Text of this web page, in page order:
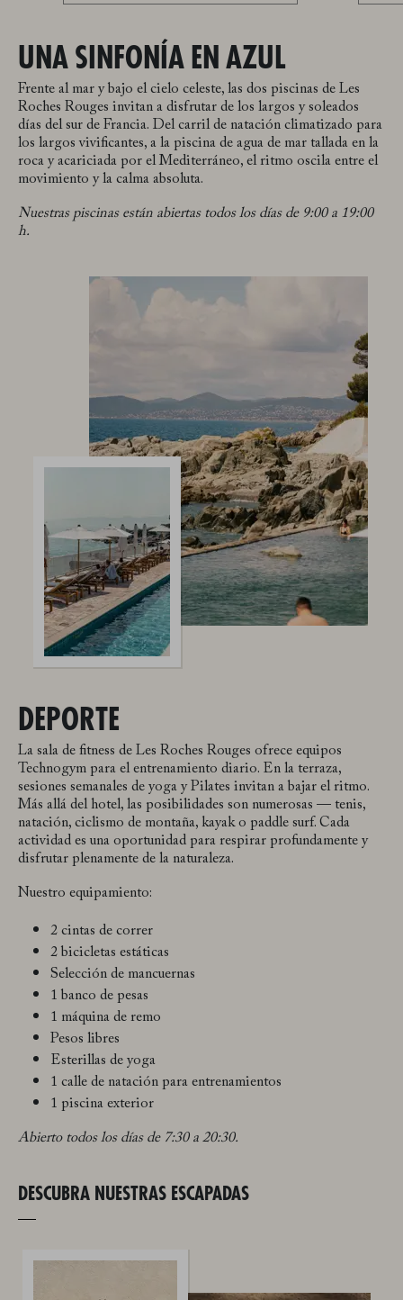
UNA SINFONÍA EN AZUL
Frente al mar y bajo el cielo celeste, las dos piscinas de Les
Roches Rouges invitan a disfrutar de los largos y soleados
días del sur de Francia. Del carril de natación climatizado para
los largos vivificantes, a la piscina de agua de mar tallada en la
roca y acariciada por el Mediterráneo, el ritmo oscila entre el
movimiento y la calma absoluta.
Nuestras piscinas están abiertas todos los días de 9:00 a 19:00
h.
DEPORTE
La sala de fitness de Les Roches Rouges ofrece equipos
Technogym para el entrenamiento diario. En la terraza,
sesiones semanales de yoga y Pilates invitan a bajar el ritmo.
Más allá del hotel, las posibilidades son numerosas — tenis,
natación, ciclismo de montaña, kayak o paddle surf. Cada
actividad es una oportunidad para respirar profundamente y
disfrutar plenamente de la naturaleza.
Nuestro equipamiento:
2 cintas de correr
2 bicicletas estáticas
Selección de mancuernas
1 banco de pesas
1 máquina de remo
Pesos libres
Esterillas de yoga
1 calle de natación para entrenamientos
1 piscina exterior
Abierto todos los días de 7:30 a 20:30.
DESCUBRA NUESTRAS ESCAPADAS